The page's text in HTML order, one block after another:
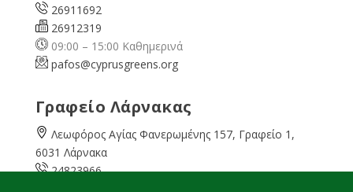
26911692
26912319
09:00 – 15:00 Καθημερινά
pafos@cyprusgreens.org
Γραφείο Λάρνακας
Λεωφόρος Αγίας Φανερωμένης 157, Γραφείο 1,
6031 Λάρνακα
24823966